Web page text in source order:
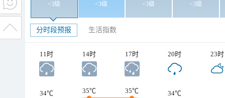
<3级 <3级 <3级 <3级
分时段预报 生活指数
11时 14时 17时 20时 23时
34℃ 35℃ 35℃
34℃